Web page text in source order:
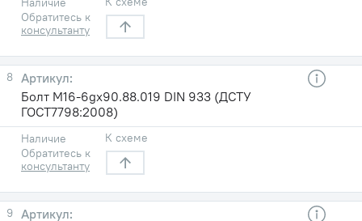
Обратитесь к
консультанту
8
Болт М16-6gх90.88.019 DIN 933 (ДСТУ
ГОСТ7798:2008)
Наличие
Обратитесь к
консультанту
К схеме
9